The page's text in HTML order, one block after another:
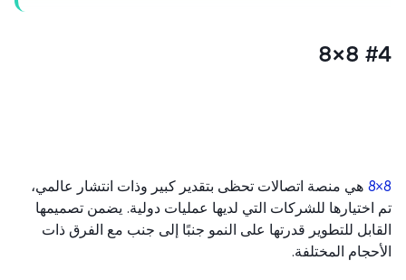
هي منصة اتصالات تحظى بتقدير كبير وذات انتشار عالمي،
للشركات التي لديها عمليات دولية. يضمن تصميمها
للتطوير قدرتها على النمو جنبًا إلى جنب مع الفرق ذات
المختلفة.